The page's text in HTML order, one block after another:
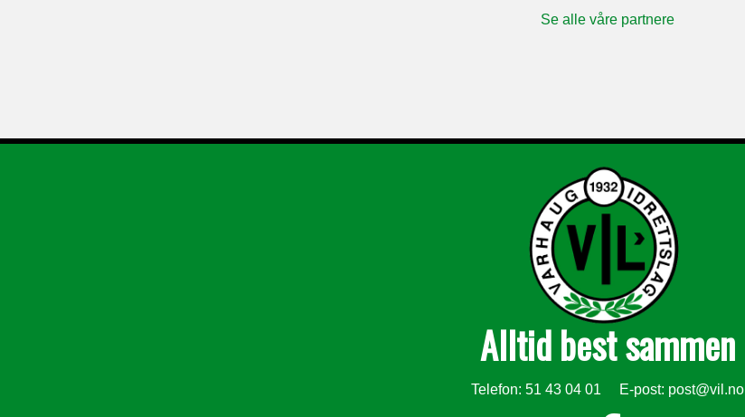
Se alle våre partnere
Alltid best sammen
Telefon: 51 43 04 01 E-post: post@vil.no